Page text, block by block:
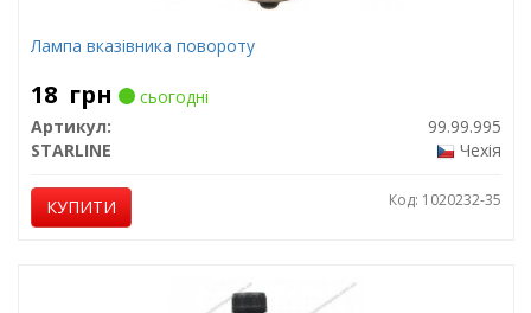
Лампа вказівника повороту
18 грн
сьогодні
Артикул:
99.99.995
STARLINE
Чехія
КУПИТИ Код: 1020232-35